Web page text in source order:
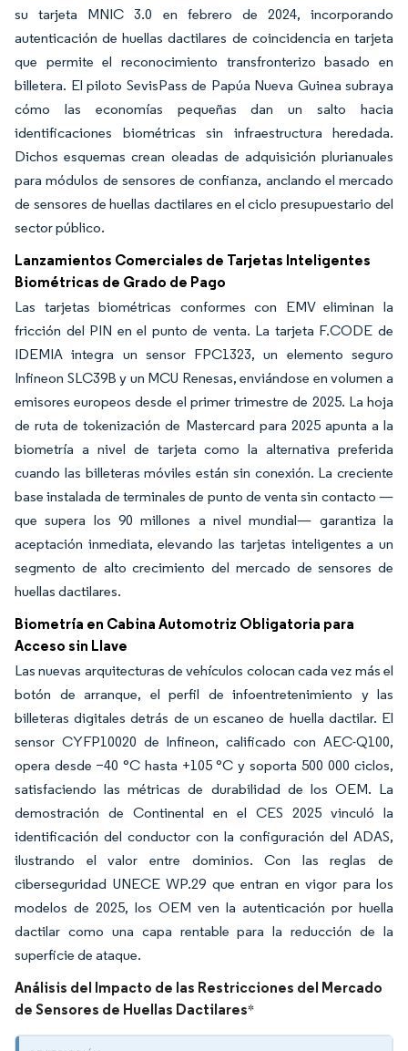
su tarjeta MNIC 3.0 en febrero de 2024, incorporando
autenticación de huellas dactilares de coincidencia en tarjeta
que permite el reconocimiento transfronterizo basado en
billetera. El piloto SevisPass de Papúa Nueva Guinea subraya
cómo las economías pequeñas dan un salto hacia
identificaciones biométricas sin infraestructura heredada.
Dichos esquemas crean oleadas de adquisición plurianuales
para módulos de sensores de confianza, anclando el mercado
de sensores de huellas dactilares en el ciclo presupuestario del
sector público.
Lanzamientos Comerciales de Tarjetas Inteligentes
Biométricas de Grado de Pago
Las tarjetas biométricas conformes con EMV eliminan la
fricción del PIN en el punto de venta. La tarjeta F.CODE de
IDEMIA integra un sensor FPC1323, un elemento seguro
Infineon SLC39B y un MCU Renesas, enviándose en volumen a
emisores europeos desde el primer trimestre de 2025. La hoja
de ruta de tokenización de Mastercard para 2025 apunta a la
biometría a nivel de tarjeta como la alternativa preferida
cuando las billeteras móviles están sin conexión. La creciente
base instalada de terminales de punto de venta sin contacto —
que supera los 90 millones a nivel mundial— garantiza la
aceptación inmediata, elevando las tarjetas inteligentes a un
segmento de alto crecimiento del mercado de sensores de
huellas dactilares.
Biometría en Cabina Automotriz Obligatoria para
Acceso sin Llave
Las nuevas arquitecturas de vehículos colocan cada vez más el
botón de arranque, el perfil de infoentretenimiento y las
billeteras digitales detrás de un escaneo de huella dactilar. El
sensor CYFP10020 de Infineon, calificado con AEC-Q100,
opera desde −40 °C hasta +105 °C y soporta 500 000 ciclos,
satisfaciendo las métricas de durabilidad de los OEM. La
demostración de Continental en el CES 2025 vinculó la
identificación del conductor con la configuración del ADAS,
ilustrando el valor entre dominios. Con las reglas de
ciberseguridad UNECE WP.29 que entran en vigor para los
modelos de 2025, los OEM ven la autenticación por huella
dactilar como una capa rentable para la reducción de la
superficie de ataque.
Análisis del Impacto de las Restricciones del Mercado
de Sensores de Huellas Dactilares*